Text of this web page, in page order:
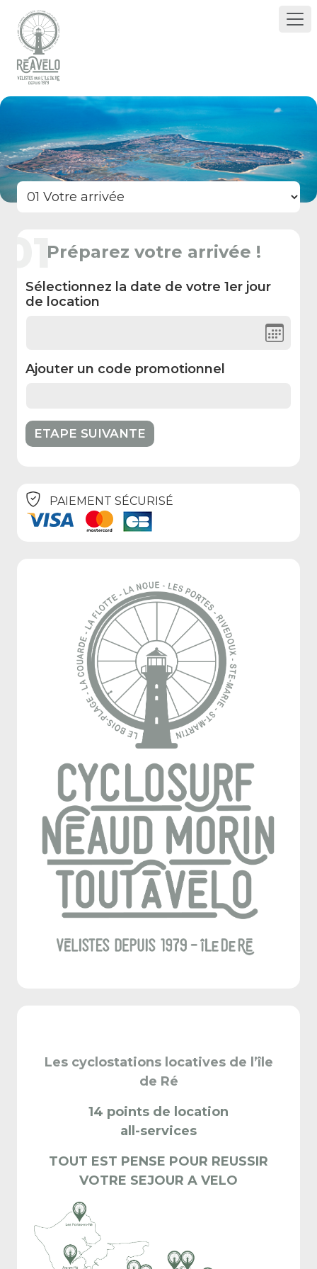
01Préparez votre arrivée !
Sélectionnez la date de votre 1er jour
de location
Ajouter un code promotionnel
PAIEMENT SÉCURISÉ
Les cyclostations locatives de l’île
de Ré
14 points de location
all-services
TOUT EST PENSE POUR REUSSIR
VOTRE SEJOUR A VELO